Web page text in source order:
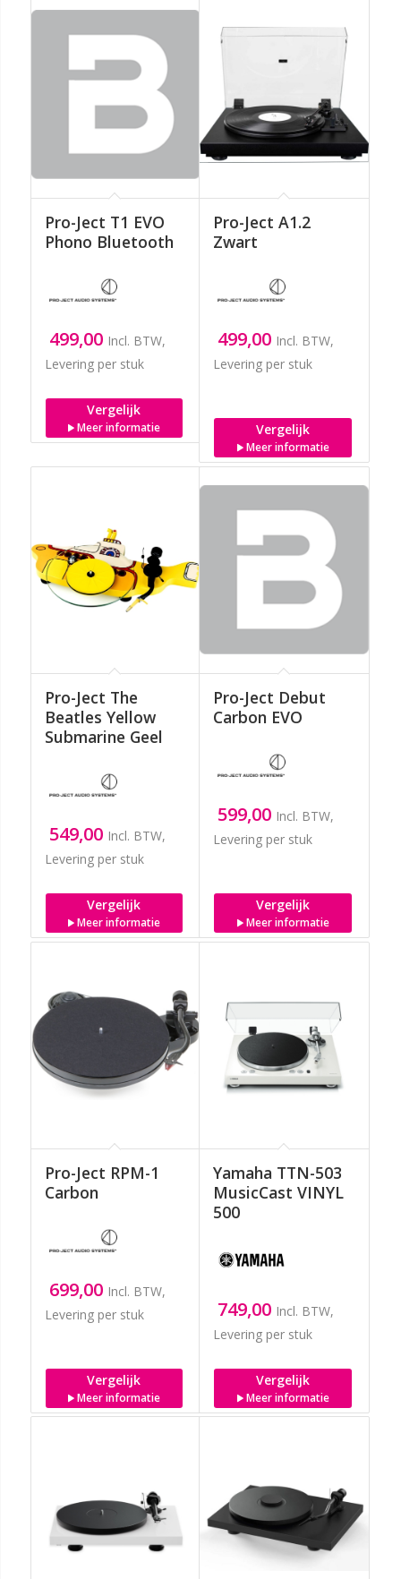
Pro-Ject T1 EVO
Phono Bluetooth
499,00 Incl. BTW,
Levering per stuk
Vergelijk
Meer informatie
Pro-Ject A1.2
Zwart
499,00 Incl. BTW,
Levering per stuk
Vergelijk
Meer informatie
Pro-Ject The
Beatles Yellow
Submarine Geel
549,00 Incl. BTW,
Levering per stuk
Vergelijk
Meer informatie
Pro-Ject Debut
Carbon EVO
599,00 Incl. BTW,
Levering per stuk
Vergelijk
Meer informatie
Pro-Ject RPM-1
Carbon
699,00 Incl. BTW,
Levering per stuk
Vergelijk
Meer informatie
Yamaha TTN-503
MusicCast VINYL
500
749,00 Incl. BTW,
Levering per stuk
Vergelijk
Meer informatie